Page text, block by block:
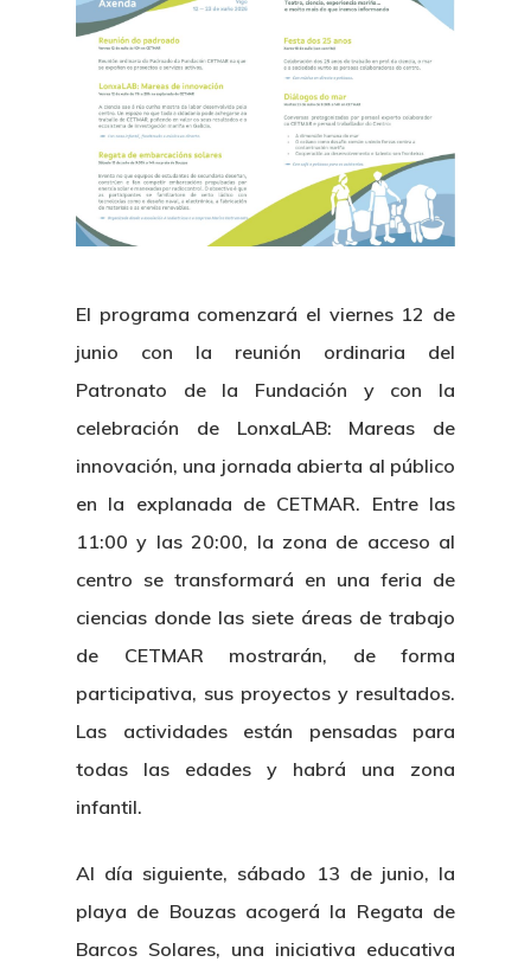
El programa comenzará el viernes 12 de
junio con la reunión ordinaria del
Patronato de la Fundación y con la
celebración de LonxaLAB: Mareas de
innovación, una jornada abierta al público
en la explanada de CETMAR. Entre las
11:00 y las 20:00, la zona de acceso al
centro se transformará en una feria de
ciencias donde las siete áreas de trabajo
de CETMAR mostrarán, de forma
participativa, sus proyectos y resultados.
Las actividades están pensadas para
todas las edades y habrá una zona
infantil.
Al día siguiente, sábado 13 de junio, la
playa de Bouzas acogerá la Regata de
Barcos Solares, una iniciativa educativa